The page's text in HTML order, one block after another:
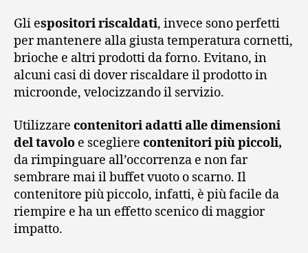
Gli espositori riscaldati, invece sono perfetti
per mantenere alla giusta temperatura cornetti,
brioche e altri prodotti da forno. Evitano, in
alcuni casi di dover riscaldare il prodotto in
microonde, velocizzando il servizio.
Utilizzare contenitori adatti alle dimensioni
del tavolo e scegliere contenitori più piccoli,
da rimpinguare all’occorrenza e non far
sembrare mai il buffet vuoto o scarno. Il
contenitore più piccolo, infatti, è più facile da
riempire e ha un effetto scenico di maggior
impatto.